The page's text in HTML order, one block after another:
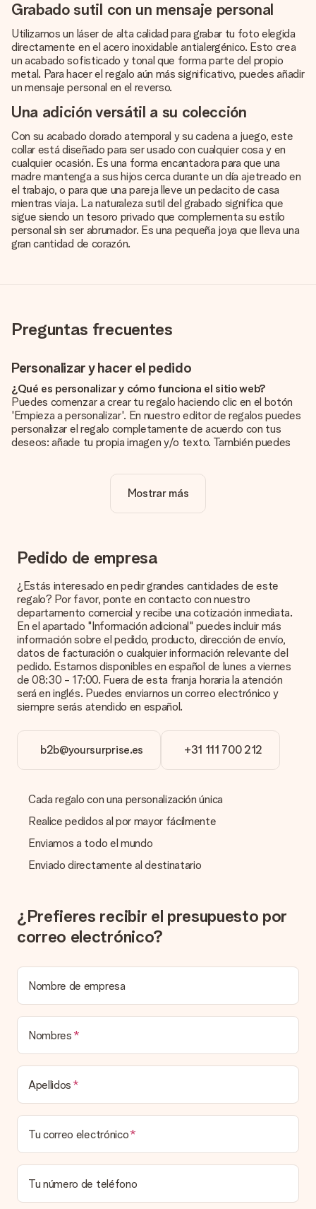
Grabado sutil con un mensaje personal
Utilizamos un láser de alta calidad para grabar tu foto elegida
directamente en el acero inoxidable antialergénico. Esto crea
un acabado sofisticado y tonal que forma parte del propio
metal. Para hacer el regalo aún más significativo, puedes añadir
un mensaje personal en el reverso.
Una adición versátil a su colección
Con su acabado dorado atemporal y su cadena a juego, este
collar está diseñado para ser usado con cualquier cosa y en
cualquier ocasión. Es una forma encantadora para que una
madre mantenga a sus hijos cerca durante un día ajetreado en
el trabajo, o para que una pareja lleve un pedacito de casa
mientras viaja. La naturaleza sutil del grabado significa que
sigue siendo un tesoro privado que complementa su estilo
personal sin ser abrumador. Es una pequeña joya que lleva una
gran cantidad de corazón.
Preguntas frecuentes
Personalizar y hacer el pedido
¿Qué es personalizar y cómo funciona el sitio web?
Puedes comenzar a crear tu regalo haciendo clic en el botón
'Empieza a personalizar'. En nuestro editor de regalos puedes
personalizar el regalo completamente de acuerdo con tus
deseos: añade tu propia imagen y/o texto. También puedes
¿La personalización está incluida en el precio?
El precio que se muestra en el sitio web incluye la
¿Cómo puedo saber si mi imagen tiene la calidad
adecuada?
satisfecho con tu regalo. Por eso es importante utilizar fotos
de alta calidad. Si no estás seguro de la calidad de la imagen,
ponte en contacto con nuestro equipo de atención al cliente e
incluye la foto junto con el regalo que te interesa encargar.
Ellos podrán comprobar la calidad por ti.
¿Qué formatos puedo cargar?
Puedes carga archivos JPG y PNG en nuestro editor. ¿Es
esto demasiado técnico o tienes una imagen de un formato
diferente que te gustaría usar? Ponte en contacto con
encantados de ayudarte para que puedas crear el regalo que
deseas!
disponible?
¿Estás buscando un regalo específico o un regalo en un color
específico, pero no aparece en el sitio web? Ponte en
contacto con nuestro equipo de servicio al cliente; ¡Nos
encantará ayudarte!
¿Cómo agrego una tarjeta de regalo a mi obsequio? /
puedes agregar la tarjeta gratuita a tu regalo. Puedes poner
un mensaje personal en esta tarjeta para que el destinatario
sepa exactamente a quién agradecer por esta hermosa
¿Está envuelto mi regalo?
Actualmente, no tenemos (aún) un servicio de envoltura de
regalos para envolver tu presente. Los regalos se envían en
una caja decorada con motivos de fiesta. Así, tu obsequio
está listo para ser entregado o enviarse directamente al
Tiempo de entrega, opciones de entrega y
costos de envío.
¿Puedo elegir una fecha de entrega?
Elegir la fecha exacta de entrega no es posible. Una vez
personalizado y completado tu pedido, recibirás una
confirmación con las fechas estimadas de entrega. Una vez
que el pedido haya sido enviado, será la empresa de
transportes la encargada de entregar el regalo.
Mostrar más
Pedido de empresa
¿Estás interesado en pedir grandes cantidades de este
regalo? Por favor, ponte en contacto con nuestro
departamento comercial y recibe una cotización inmediata.
En el apartado "Información adicional" puedes incluir más
información sobre el pedido, producto, dirección de envío,
datos de facturación o cualquier información relevante del
pedido. Estamos disponibles en español de lunes a viernes
de 08:30 - 17:00. Fuera de esta franja horaria la atención
será en inglés. Puedes enviarnos un correo electrónico y
siempre serás atendido en español.
b2b@yoursurprise.es +31 111 700 212
Cada regalo con una personalización única
Realice pedidos al por mayor fácilmente
Enviamos a todo el mundo
Enviado directamente al destinatario
¿Prefieres recibir el presupuesto por
correo electrónico?
Nombre de empresa
Nombres
Apellidos
Tu correo electrónico
Tu número de teléfono